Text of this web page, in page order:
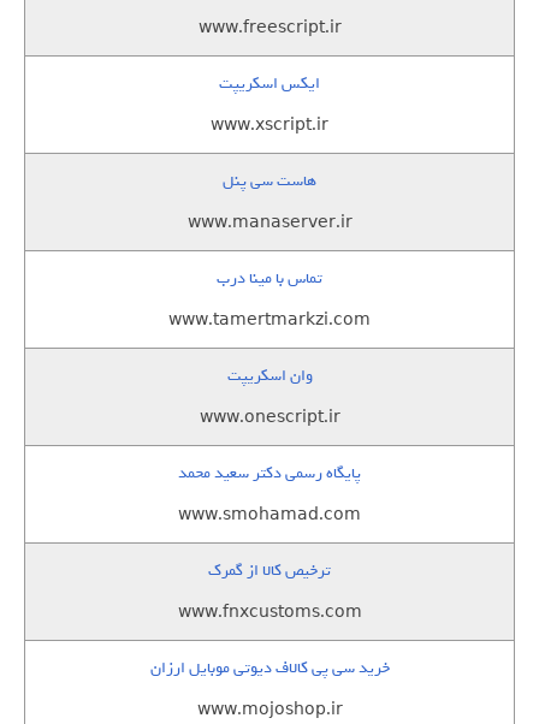
www.freescript.ir
ایکس اسکریپت
www.xscript.ir
هاست سی پنل
www.manaserver.ir
تماس با مینا درب
www.tamertmarkzi.com
وان اسکریپت
www.onescript.ir
پایگاه رسمی دکتر سعید محمد
www.smohamad.com
ترخیص کالا از گمرک
www.fnxcustoms.com
خرید سی پی کالاف دیوتی موبایل ارزان
www.mojoshop.ir